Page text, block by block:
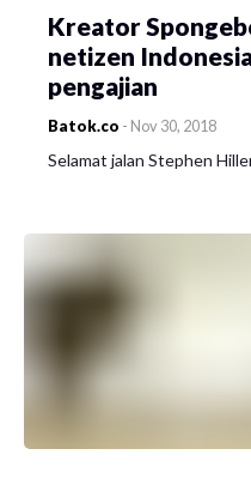
Kreator
netizen
pengajian
Batok.co - Nov 30, 2018
Selamat jalan Stephen